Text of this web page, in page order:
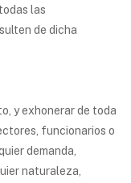
las
de dicha
y exhonerar de toda
funcionarios o
demanda,
naturaleza,